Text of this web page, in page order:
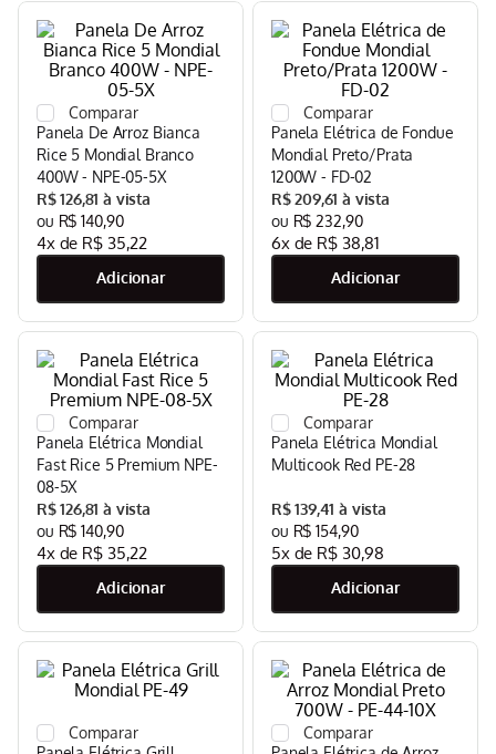
Panela De Arroz Bianca
Rice 5 Mondial Branco
400W - NPE-05-5X
R$ 126,81
R$ 140,90
4x de R$ 35,22
Panela Elétrica de Fondue
Mondial Preto/Prata
1200W - FD-02
R$ 209,61
R$ 232,90
6x de R$ 38,81
Panela Elétrica Mondial
Fast Rice 5 Premium NPE-
08-5X
R$ 126,81
R$ 140,90
4x de R$ 35,22
Panela Elétrica Mondial
Multicook Red PE-28
R$ 139,41
R$ 154,90
5x de R$ 30,98